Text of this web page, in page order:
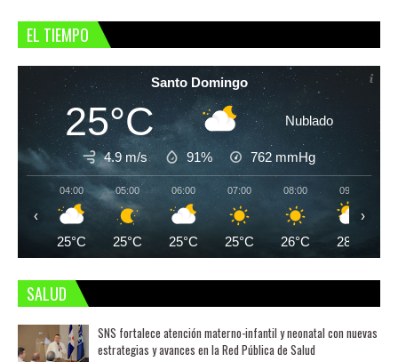
EL TIEMPO
Santo Domingo
25°C Nublado
4.9 m/s 91% 762 mmHg
04:00
25°C
05:00
25°C
06:00
25°C
07:00
25°C
08:00
26°C
09:00
28°C
‹ ›
SALUD
SNS fortalece atención materno-infantil y neonatal con nuevas
estrategias y avances en la Red Pública de Salud